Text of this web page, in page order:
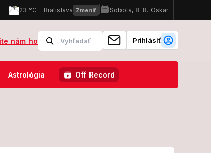
Z jeho prvých slov MRAZÍ Odštartoval Lovestream
nám ho Prihlásiť
Astrológia Off Record